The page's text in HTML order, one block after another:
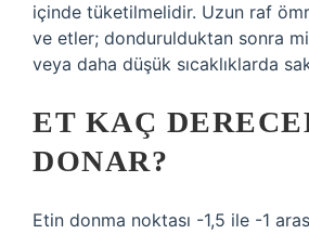
içinde tüketilmelidir. Uzun raf
ve etler; dondurulduktan sonra
veya daha düşük sıcaklıklarda
ET KAÇ
DONAR?
Etin donma noktası -1,5 ile -1